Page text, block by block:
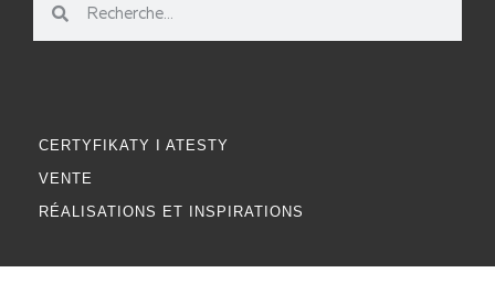
CERTYFIKATY I ATESTY
VENTE
RÉALISATIONS ET INSPIRATIONS